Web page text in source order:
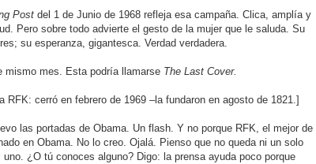
Post del 1 de Junio de 1968 refleja esa campaña. Clica, amplía y
Pero sobre todo advierte el gesto de la mujer que le saluda. Su
su esperanza, gigantesca. Verdad verdadera.
mismo mes. Esta podría llamarse The Last Cover.
cerró en febrero de 1969 –la fundaron en agosto de 1821.]
las portadas de Obama. Un flash. Y no porque RFK, el mejor de
en Obama. No lo creo. Ojalá. Pienso que no queda ni un solo
¿O tú conoces alguno? Digo: la prensa ayuda poco porque